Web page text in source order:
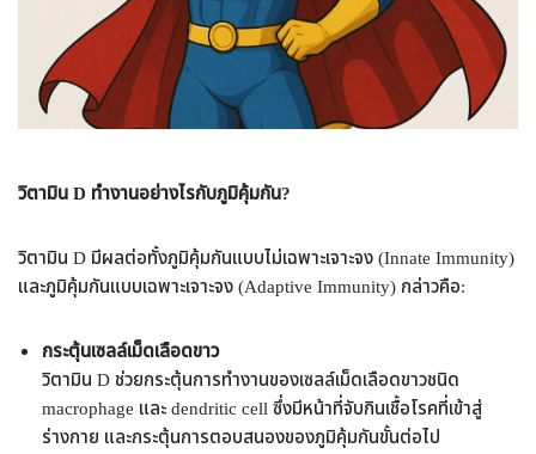
วิตามิน D ทำงานอย่างไรกับภูมิคุ้มกัน?
วิตามิน D มีผลต่อทั้งภูมิคุ้มกันแบบไม่เฉพาะเจาะจง (Innate Immunity)
และภูมิคุ้มกันแบบเฉพาะเจาะจง (Adaptive Immunity) กล่าวคือ:
กระตุ้นเซลล์เม็ดเลือดขาว
วิตามิน D ช่วยกระตุ้นการทำงานของเซลล์เม็ดเลือดขาวชนิด
macrophage และ dendritic cell ซึ่งมีหน้าที่จับกินเชื้อโรคที่เข้าสู่
ร่างกาย และกระตุ้นการตอบสนองของภูมิคุ้มกันขั้นต่อไป